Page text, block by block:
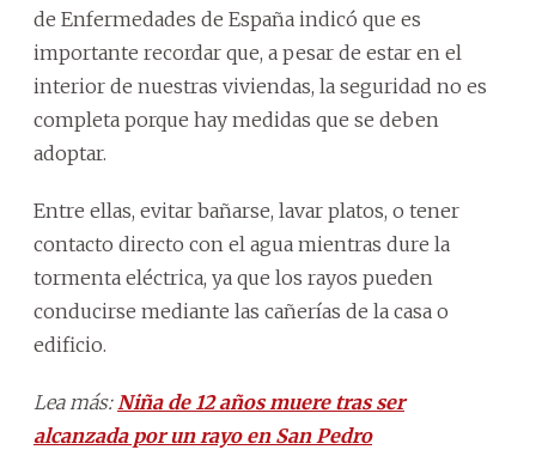
de Enfermedades de España indicó que es
importante recordar que, a pesar de estar en el
interior de nuestras viviendas, la seguridad no es
completa porque hay medidas que se deben
adoptar.
Entre ellas, evitar bañarse, lavar platos, o tener
contacto directo con el agua mientras dure la
tormenta eléctrica, ya que los rayos pueden
conducirse mediante las cañerías de la casa o
edificio.
Lea más:Niña de 12 años muere tras ser
alcanzada por un rayo en San Pedro